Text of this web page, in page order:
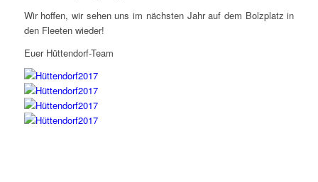
Wir hoffen, wir sehen uns im nächsten Jahr auf dem Bolzplatz in
den Fleeten wieder!
Euer Hüttendorf-Team